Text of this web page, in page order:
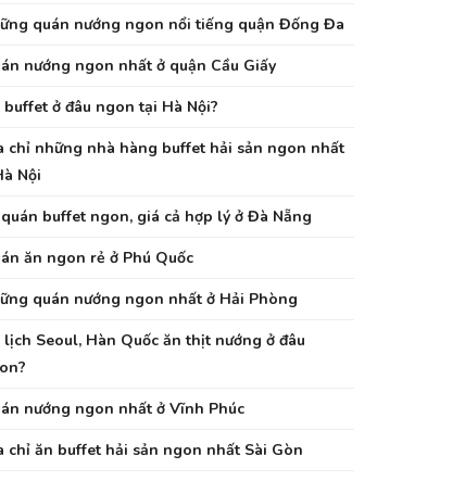
quán nướng ngon nổi tiếng quận Đống Đa
nướng ngon nhất ở quận Cầu Giấy
buffet ở đâu ngon tại Hà Nội?
chỉ những nhà hàng buffet hải sản ngon nhất
Nội
buffet ngon, giá cả hợp lý ở Đà Nẵng
ăn ngon rẻ ở Phú Quốc
quán nướng ngon nhất ở Hải Phòng
lịch Seoul, Hàn Quốc ăn thịt nướng ở đâu
nướng ngon nhất ở Vĩnh Phúc
chỉ ăn buffet hải sản ngon nhất Sài Gòn